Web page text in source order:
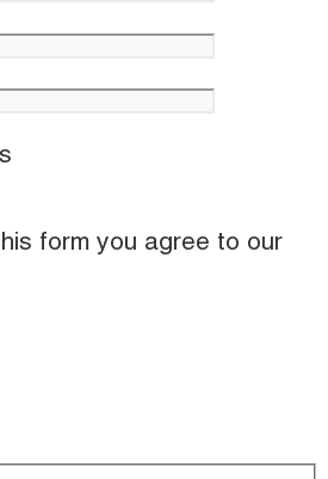
form you agree to our